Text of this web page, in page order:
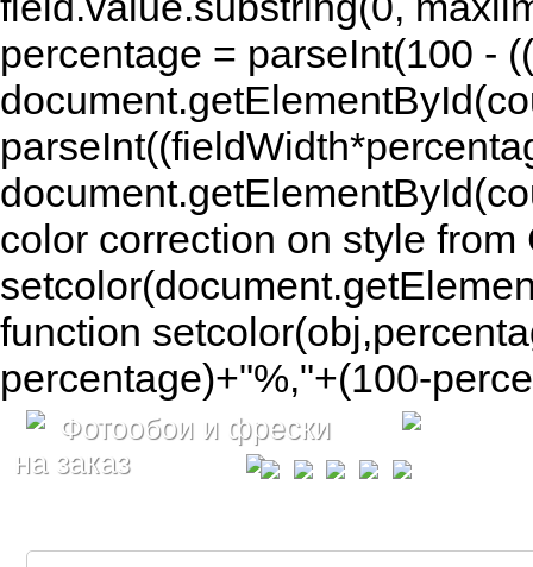
percentage = parseInt(100 -
color correction on style
function
percentage)+"%,"+(100-
Фотообои и фрески
на заказ